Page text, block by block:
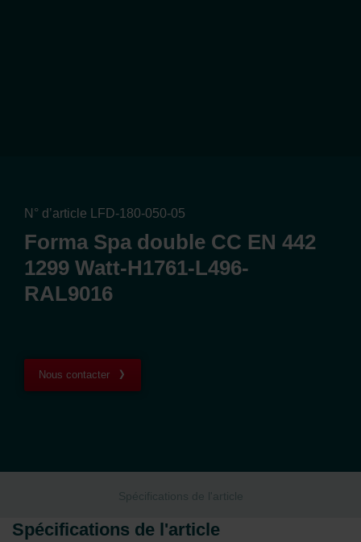
N° d’article LFD-180-050-05
Forma Spa double CC EN 442
1299 Watt-H1761-L496-
RAL9016
Nous contacter
Spécifications de l'article
Spécifications de l'article